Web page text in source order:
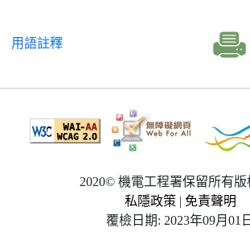
用語註釋
2020© 機電工程署保留所有版
私隱政策 | 免責聲明
覆檢日期: 2023年09月01日